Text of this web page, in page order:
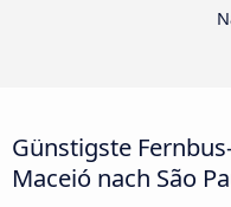
Günstigste
Maceió nach São